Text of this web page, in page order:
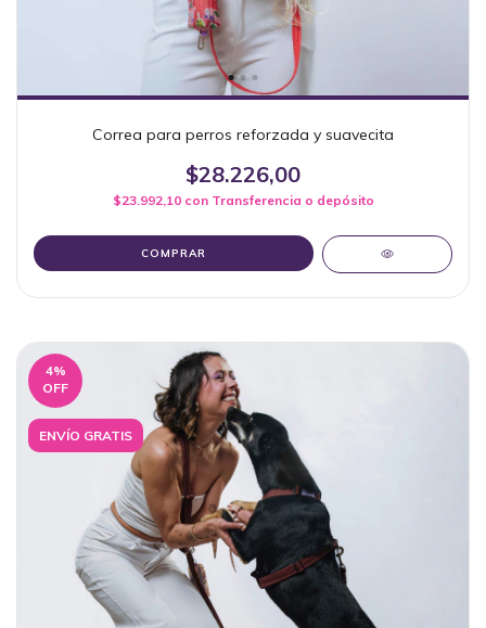
Correa para perros reforzada y suavecita
$28.226,00
$23.992,10 con Transferencia o depósito
COMPRAR
4%
OFF
ENVÍO GRATIS